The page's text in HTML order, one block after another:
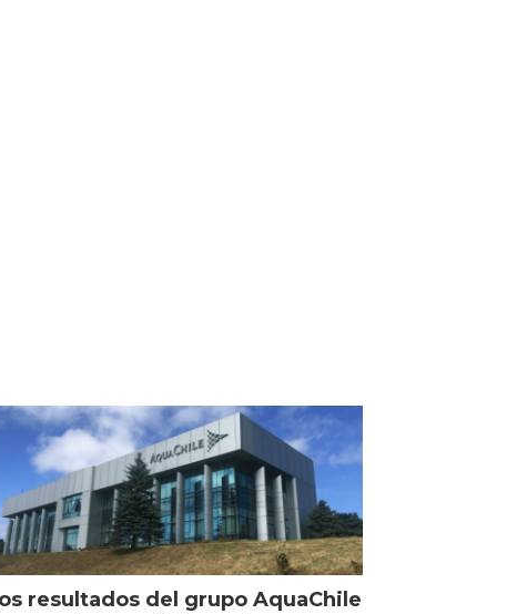
resultados del grupo AquaChile